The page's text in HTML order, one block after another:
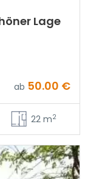
Lage
ab 50.00 €
22 m2